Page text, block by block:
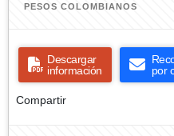
PESOS COLOMBIANOS
Descargar
información
por
Compartir